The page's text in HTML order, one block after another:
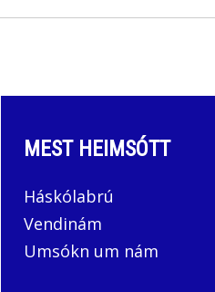
MEST HEIMSÓTT
Háskólabrú
Vendinám
Umsókn um nám